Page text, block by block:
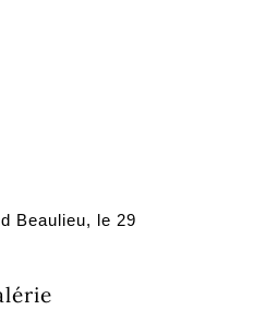
Beaulieu, le 29